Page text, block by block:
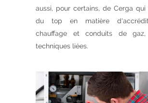
aussi, pour certains, de Cerga
du top en matière
chauffage et conduits de
techniques liées.